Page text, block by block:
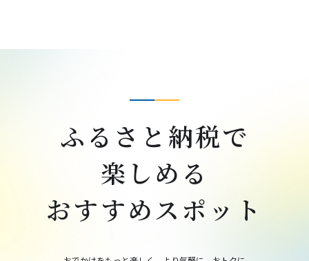
ふるさと納税で
楽しめる
おすすめスポット